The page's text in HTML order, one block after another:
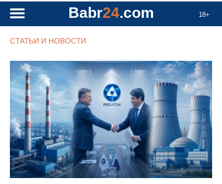
18+
Babr24.com
СТАТЬИ И НОВОСТИ